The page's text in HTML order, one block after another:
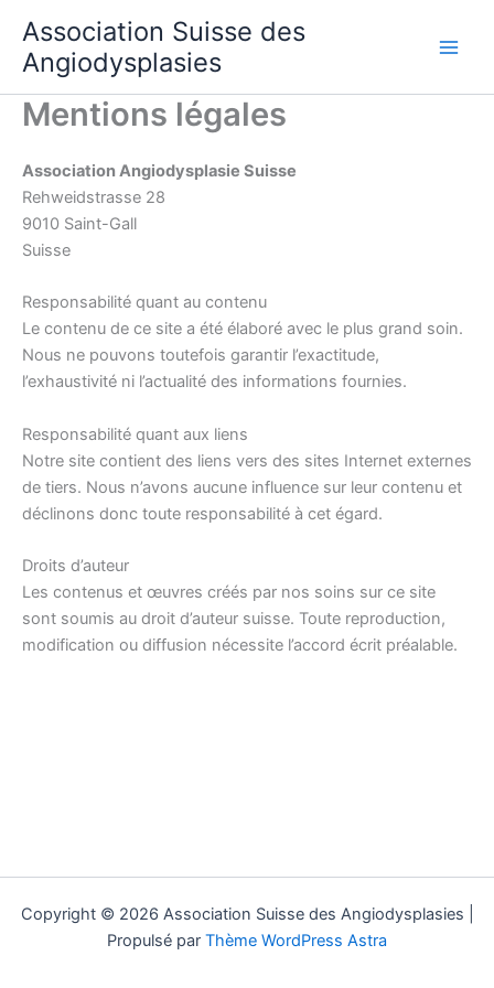
contenu
Association Suisse des
Angiodysplasies
Mentions légales
Association Angiodysplasie Suisse
Rehweidstrasse 28
9010 Saint-Gall
Suisse
Responsabilité quant au contenu
Le contenu de ce site a été élaboré avec le plus grand soin.
Nous ne pouvons toutefois garantir l’exactitude,
l’exhaustivité ni l’actualité des informations fournies.
Responsabilité quant aux liens
Notre site contient des liens vers des sites Internet externes
de tiers. Nous n’avons aucune influence sur leur contenu et
déclinons donc toute responsabilité à cet égard.
Droits d’auteur
Les contenus et œuvres créés par nos soins sur ce site
sont soumis au droit d’auteur suisse. Toute reproduction,
modification ou diffusion nécessite l’accord écrit préalable.
Copyright © 2026 Association Suisse des Angiodysplasies |
Propulsé par Thème WordPress Astra